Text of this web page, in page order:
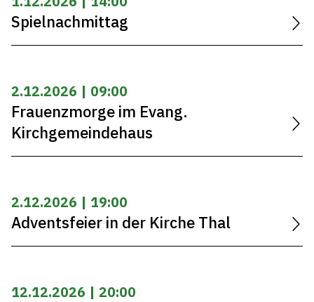
Spielnachmittag
2.12.2026 | 09:00
Frauenzmorge im Evang.
Kirchgemeindehaus
2.12.2026 | 19:00
Adventsfeier in der Kirche Thal
12.12.2026 | 20:00